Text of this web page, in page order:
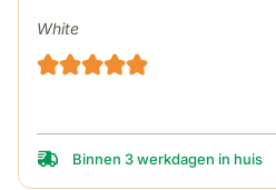
White
Binnen 3 werkdagen in huis